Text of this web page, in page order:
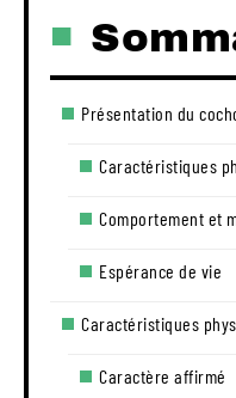
Présentation du
Caractéristiques
Comportement et
Espérance de vie
Caractéristiques
Caractère affirmé